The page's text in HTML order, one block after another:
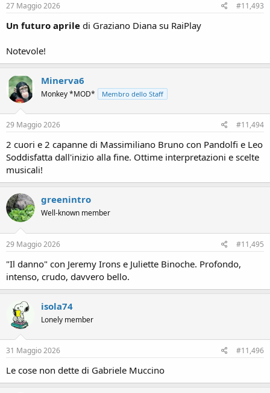
27 Maggio 2026 #11,493
Un futuro aprile di Graziano Diana su RaiPlay
Notevole!
Minerva6
Monkey *MOD* Membro dello Staff
29 Maggio 2026 #11,494
2 cuori e 2 capanne di Massimiliano Bruno con Pandolfi e Leo
Soddisfatta dall'inizio alla fine. Ottime interpretazioni e scelte
musicali!
greenintro
Well-known member
29 Maggio 2026 #11,495
"Il danno" con Jeremy Irons e Juliette Binoche. Profondo,
intenso, crudo, davvero bello.
isola74
Lonely member
31 Maggio 2026 #11,496
Le cose non dette di Gabriele Muccino